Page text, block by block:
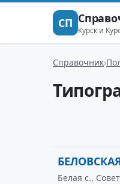
СП Курск и
Справочник
Белая с.,